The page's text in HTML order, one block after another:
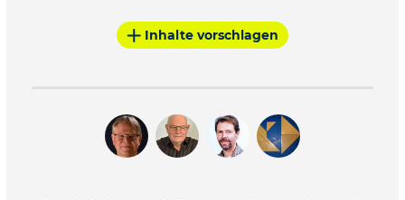
Inhalte vorschlagen